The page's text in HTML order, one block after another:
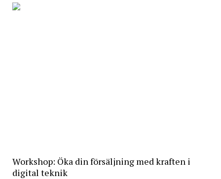
Workshop: Öka din försäljning med kraften i
digital teknik